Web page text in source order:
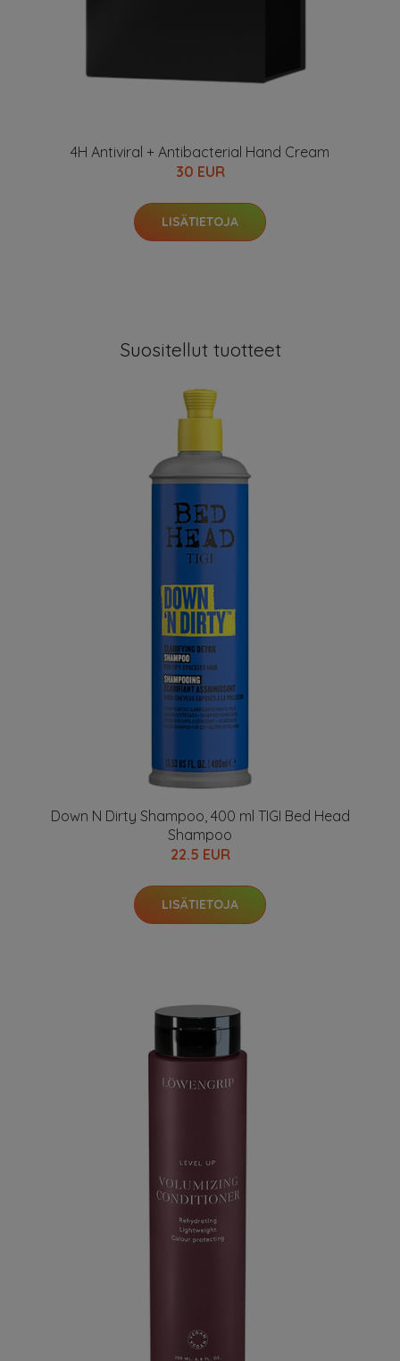
4H Antiviral + Antibacterial Hand Cream
30 EUR
LISÄTIETOJA
Suositellut tuotteet
Down N Dirty Shampoo, 400 ml TIGI Bed Head
Shampoo
22.5 EUR
LISÄTIETOJA